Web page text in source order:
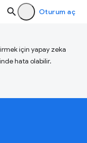
Oturum aç
için yapay zeka
hata olabilir.